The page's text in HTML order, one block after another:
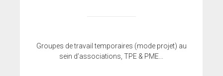
ESPACE CLIENTS
SUPPORT
Groupes de travail temporaires (mode projet) au
sein d’associations, TPE & PME...